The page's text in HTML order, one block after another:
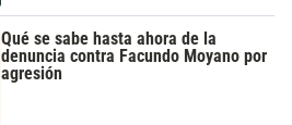
Qué se sabe hasta ahora de la
denuncia contra Facundo Moyano por
agresión